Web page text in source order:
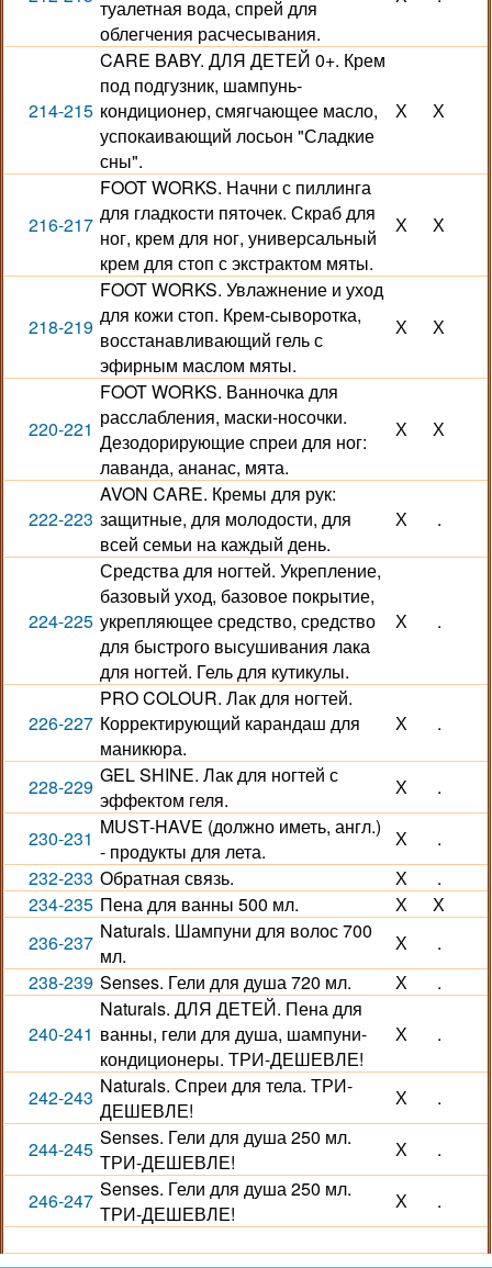
туалетная вода, спрей для
облегчения расчесывания.
214-215
CARE BABY. ДЛЯ ДЕТЕЙ 0+. Крем
под подгузник, шампунь-
кондиционер, смягчающее масло,
успокаивающий лосьон "Сладкие
сны".
Х Х
216-217
FOOT WORKS. Начни с пиллинга
для гладкости пяточек. Скраб для
ног, крем для ног, универсальный
крем для стоп с экстрактом мяты.
Х Х
218-219
FOOT WORKS. Увлажнение и уход
для кожи стоп. Крем-сыворотка,
восстанавливающий гель с
эфирным маслом мяты.
Х Х
220-221
FOOT WORKS. Ванночка для
расслабления, маски-носочки.
Дезодорирующие спреи для ног:
лаванда, ананас, мята.
Х Х
222-223
AVON CARE. Кремы для рук:
защитные, для молодости, для
всей семьи на каждый день.
Х .
224-225
Средства для ногтей. Укрепление,
базовый уход, базовое покрытие,
укрепляющее средство, средство
для быстрого высушивания лака
для ногтей. Гель для кутикулы.
Х .
226-227
PRO COLOUR. Лак для ногтей.
Корректирующий карандаш для
маникюра.
Х .
228-229 GEL SHINE. Лак для ногтей с
эффектом геля.
Х .
230-231 MUST-HAVE (должно иметь, англ.)
- продукты для лета.
Х
.
232-233 Обратная связь. Х
.
234-235 Пена для ванны 500 мл. Х
Х
236-237 Naturals. Шампуни для волос 700
мл.
Х
.
238-239 Senses. Гели для душа 720 мл. Х .
240-241
Naturals. ДЛЯ ДЕТЕЙ. Пена для
ванны, гели для душа, шампуни-
кондиционеры. ТРИ-ДЕШЕВЛЕ!
Х .
242-243 Naturals. Спреи для тела. ТРИ-
ДЕШЕВЛЕ!
Х .
244-245 Senses. Гели для душа 250 мл.
ТРИ-ДЕШЕВЛЕ!
Х .
246-247 Senses. Гели для душа 250 мл.
ТРИ-ДЕШЕВЛЕ!
Х .